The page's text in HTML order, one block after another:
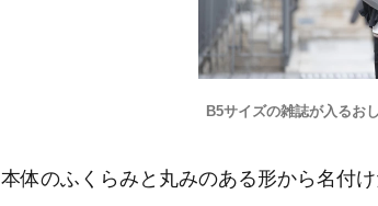
B5サイズの雑誌が入るお
本体のふくらみと丸みのある形から名付